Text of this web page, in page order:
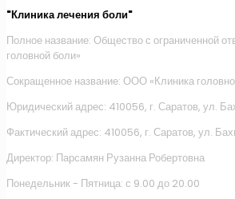
"Клиника лечения боли"
Полное название: Общество с ограниченной
головной боли»
Сокращенное название: ООО «Клиника
Юридический адрес: 410056, г. Саратов, ул.
Фактический адрес: 410056, г. Саратов, ул.
Директор: Парсамян Рузанна Робертовна
Понедельник - Пятница: с 9.00 до 20.00